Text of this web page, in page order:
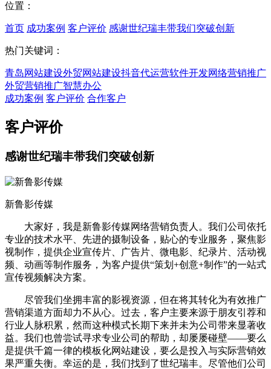
位置：
首页 成功案例 客户评价 感谢世纪瑞丰带我们突破创新
热门关键词：
青岛网站建设外贸网站建设抖音代运营软件开发网络营销推广
外贸营销推广智慧办公
成功案例 客户评价 合作客户
客户评价
感谢世纪瑞丰带我们突破创新
新鲁影传媒
大家好，我是新鲁影传媒网络营销负责人。我们公司依托
专业的技术水平、先进的摄制设备，贴心的专业服务，聚焦影
视制作，提供企业宣传片、广告片、微电影、纪录片、活动视
频、动画等制作服务，为客户提供“策划+创意+制作”的一站式
宣传视频解决方案。
尽管我们坐拥丰富的影视资源，但在将其转化为有效推广
营销渠道方面却力不从心。过去，客户主要来源于朋友引荐和
行业人脉积累，然而这种模式长期下来并未为公司带来显著收
益。我们也曾尝试寻求专业公司的帮助，却屡屡碰壁——要么
是提供千篇一律的模板化网站建设，要么是投入与实际营销效
果严重失衡。幸运的是，我们找到了世纪瑞丰。尽管他们公司